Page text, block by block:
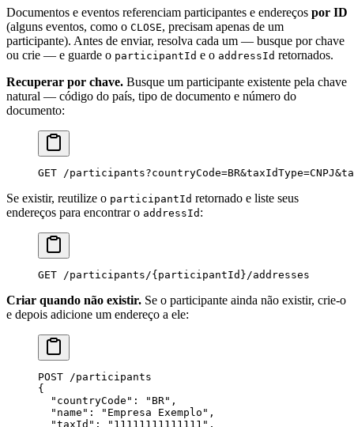
Documentos e eventos referenciam participantes e endereços por ID
(alguns eventos, como o CLOSE, precisam apenas de um
participante). Antes de enviar, resolva cada um — busque por chave
ou crie — e guarde o participantId e o addressId retornados.
Recuperar por chave. Busque um participante existente pela chave
natural — código do país, tipo de documento e número do
documento:
GET /
Se existir, reutilize o participantId retornado e liste seus
endereços para encontrar o addressId :
GET /participants/{participantId}/addresses
Criar quando não existir. Se o participante ainda não existir, crie-o
e depois adicione um endereço a ele:
POST /participants
{
  "countryCode"
: "BR" ,
  "name"
: "Empresa Exemplo" ,
  "taxId"
: "11111111111111" ,